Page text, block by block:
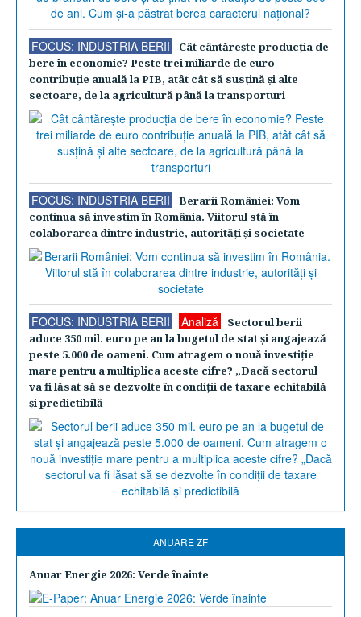
FOCUS: INDUSTRIA BERII
Cât cântăreşte producţia de
bere în economie? Peste trei miliarde de euro
contribuţie anuală la PIB, atât cât să susţină şi alte
sectoare, de la agricultură până la transporturi
FOCUS: INDUSTRIA BERII
Berarii României: Vom
continua să investim în România. Viitorul stă în
colaborarea dintre industrie, autorităţi şi societate
FOCUS: INDUSTRIA BERII Analiză
Sectorul berii
aduce 350 mil. euro pe an la bugetul de stat şi angajează
peste 5.000 de oameni. Cum atragem o nouă investiţie
mare pentru a multiplica aceste cifre? „Dacă sectorul
va fi lăsat să se dezvolte în condiţii de taxare echitabilă
şi predictibilă
ANUARE ZF
Anuar Energie 2026: Verde înainte